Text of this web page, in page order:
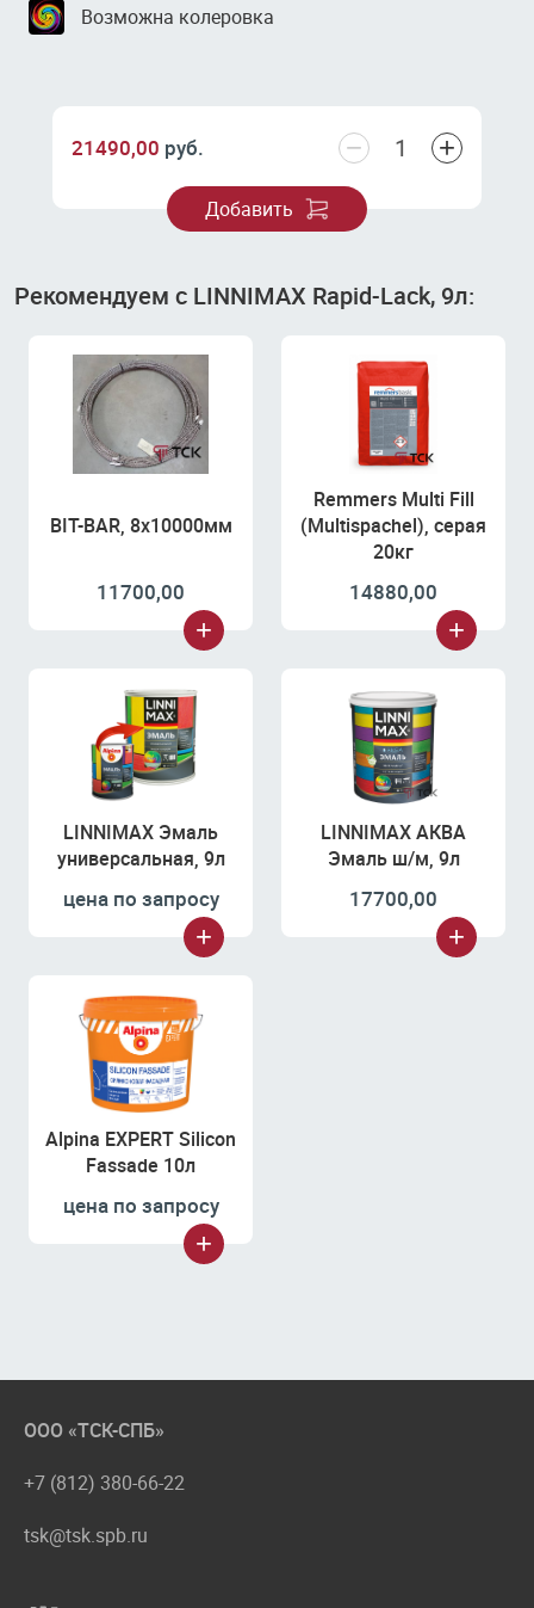
Возможна колеровка
21490,00 руб. − +
Добавить
Рекомендуем с LINNIMAX Rapid-Lack, 9л:
BIT-BAR, 8х10000мм
11700,00
Remmers Multi Fill
(Multispachel), серая
20кг
14880,00
LINNIMAX Эмаль
универсальная, 9л
цена по запросу
LINNIMAX АКВА
Эмаль ш/м, 9л
17700,00
Аlpina EXPERT Silicon
Fassade 10л
цена по запросу
ООО «ТСК-СПБ»
+7 (812) 380-66-22
tsk@tsk.spb.ru